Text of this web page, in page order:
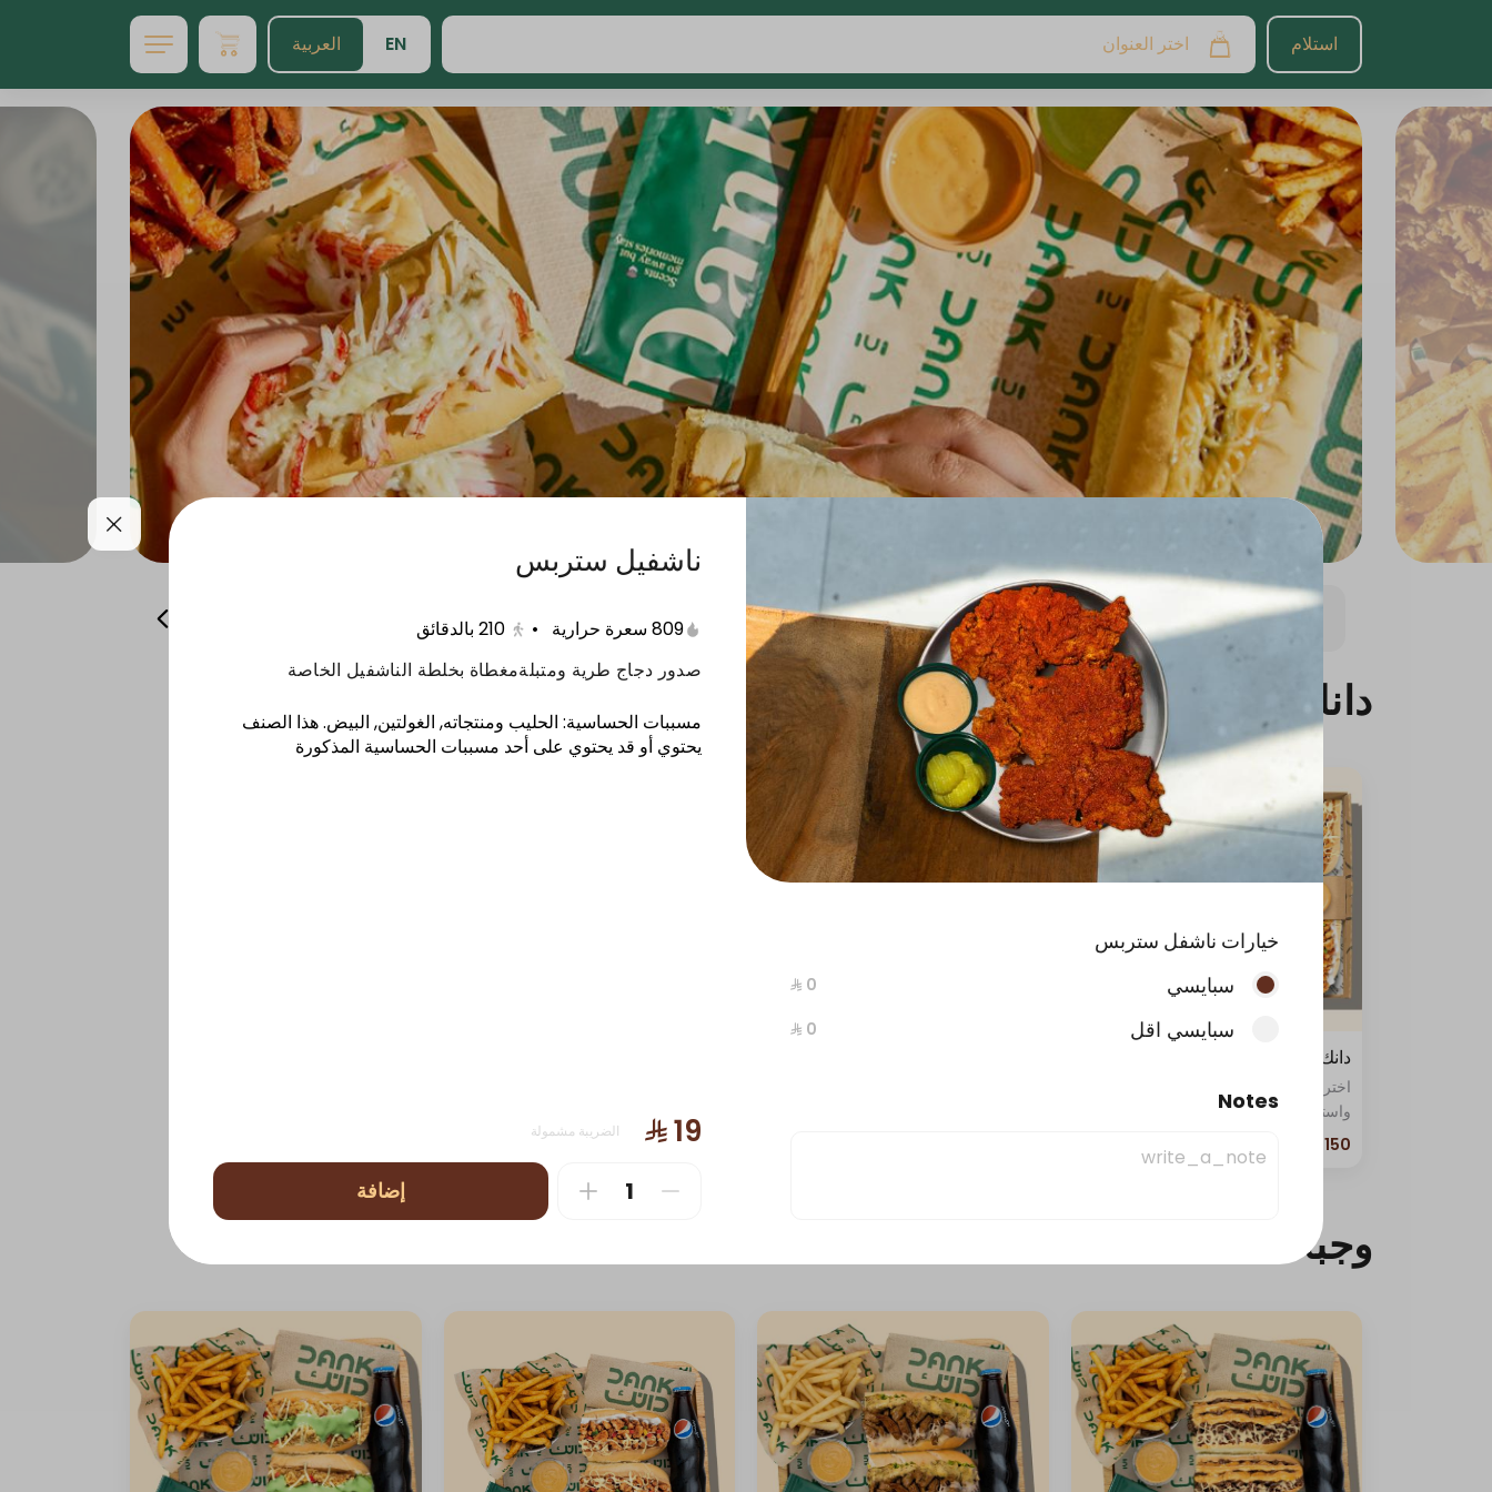
استلام اختر العنوان EN العربية
وجبات ساندويتشات وجبة اطفال الحلى مقبلات سلطات عصيرات طبيعية اضافات مشروبات
دانك بوكس
دانك بوكس
اختر خمسة سندويشات على ذوقك،
واستمتع بتجربة طعام فاخرة تليق بالكبار.
امزج، تطلب، واستمتع بألذ النكهات في
صندوق واحد! 🚀🥪
وجبات
خيارات ناشفل ستربس
سبايسي
سبايسي اقل
Notes
ناشفيل ستربس
809 سعرة حرارية •
210 بالدقائق
صدور دجاج طرية ومتبلةمغطاة بخلطة الناشفيل الخاصة
مسببات الحساسية: الحليب ومنتجاته, الغولتين, البيض.هذا الصنف
يحتوي أو قد يحتوي على أحد مسببات الحساسية المذكورة
الضريبة مشمولة
إضافة